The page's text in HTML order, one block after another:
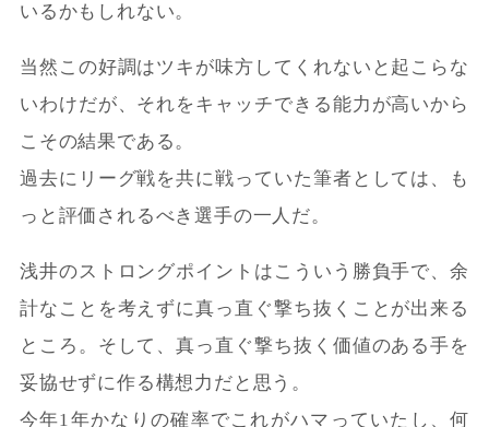
いるかもしれない。
当然この好調はツキが味方してくれないと起こらな
いわけだが、それをキャッチできる能力が高いから
こその結果である。
過去にリーグ戦を共に戦っていた筆者としては、も
っと評価されるべき選手の一人だ。
浅井のストロングポイントはこういう勝負手で、余
計なことを考えずに真っ直ぐ撃ち抜くことが出来る
ところ。そして、真っ直ぐ撃ち抜く価値のある手を
妥協せずに作る構想力だと思う。
今年1年かなりの確率でこれがハマっていたし、何